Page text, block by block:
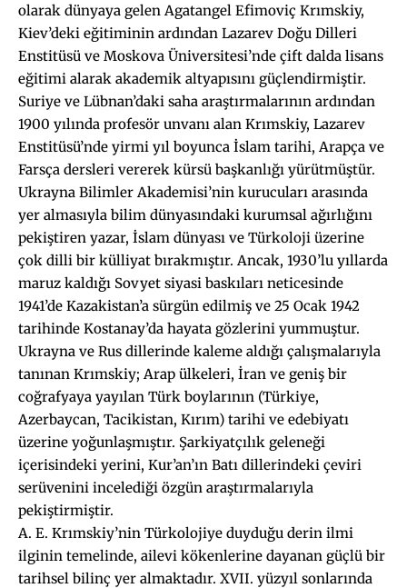
olarak dünyaya gelen Agatangel Efimoviç Krımskiy,
Kiev’deki eğitiminin ardından Lazarev Doğu Dilleri
Enstitüsü ve Moskova Üniversitesi’nde çift dalda lisans
eğitimi alarak akademik altyapısını güçlendirmiştir.
Suriye ve Lübnan’daki saha araştırmalarının ardından
1900 yılında profesör unvanı alan Krımskiy, Lazarev
Enstitüsü’nde yirmi yıl boyunca İslam tarihi, Arapça ve
Farsça dersleri vererek kürsü başkanlığı yürütmüştür.
Ukrayna Bilimler Akademisi’nin kurucuları arasında
yer almasıyla bilim dünyasındaki kurumsal ağırlığını
pekiştiren yazar, İslam dünyası ve Türkoloji üzerine
çok dilli bir külliyat bırakmıştır. Ancak, 1930’lu yıllarda
maruz kaldığı Sovyet siyasi baskıları neticesinde
1941’de Kazakistan’a sürgün edilmiş ve 25 Ocak 1942
tarihinde Kostanay’da hayata gözlerini yummuştur.
Ukrayna ve Rus dillerinde kaleme aldığı çalışmalarıyla
tanınan Krımskiy; Arap ülkeleri, İran ve geniş bir
coğrafyaya yayılan Türk boylarının (Türkiye,
Azerbaycan, Tacikistan, Kırım) tarihi ve edebiyatı
üzerine yoğunlaşmıştır. Şarkiyatçılık geleneği
içerisindeki yerini, Kur’an’ın Batı dillerindeki çeviri
serüvenini incelediği özgün araştırmalarıyla
pekiştirmiştir.
A. E. Krımskiy’nin Türkolojiye duyduğu derin ilmi
ilginin temelinde, ailevi kökenlerine dayanan güçlü bir
tarihsel bilinç yer almaktadır. XVII. yüzyıl sonlarında